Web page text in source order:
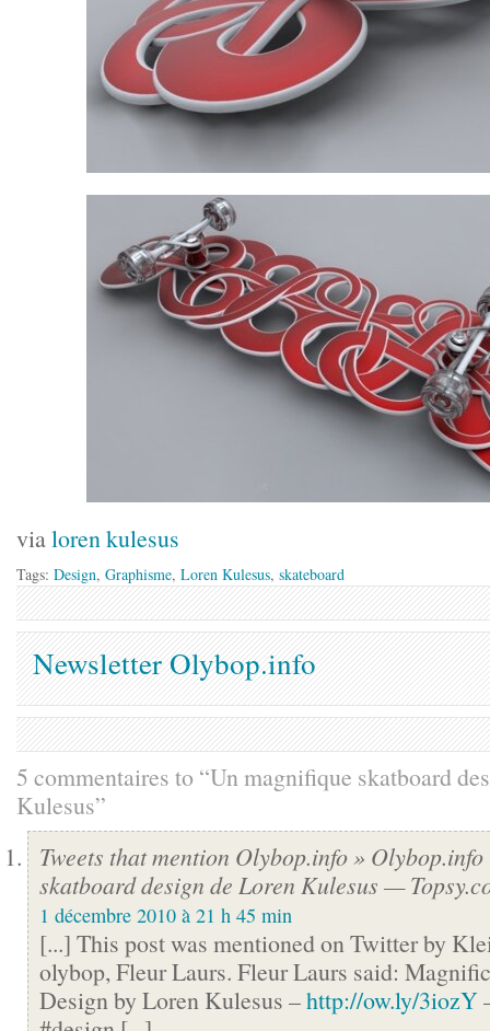
vialoren kulesus
Tags: Design, Graphisme, Loren Kulesus, skateboard
Newsletter Olybop.info
5 commentaires to “Un magnifique skatboard
Kulesus”
Tweets that mention Olybop.info »
skatboard design de Loren Kulesus —
1 décembre 2010 à 21 h 45 min
[...] This post was mentioned on Twitter by
olybop, Fleur Laurs. Fleur Laurs said:
Design by Loren Kulesus –http://ow.ly/3iozY